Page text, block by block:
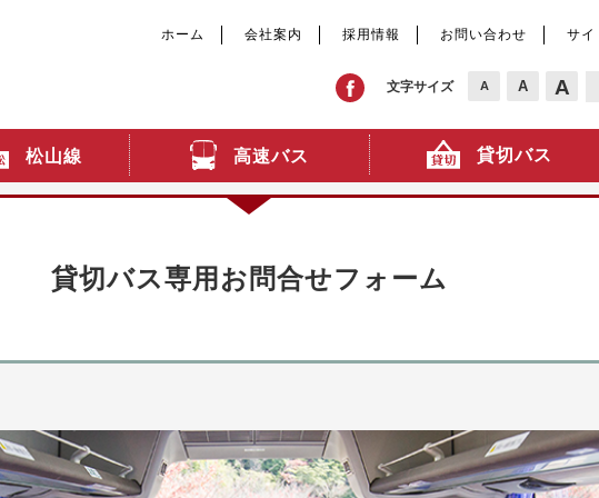
ホーム 会社案内 採用情報 お問い合わせ サイ
文字サイズ A A A
松山線 高速バス 貸切バス
貸切バス専用お問合せフォーム